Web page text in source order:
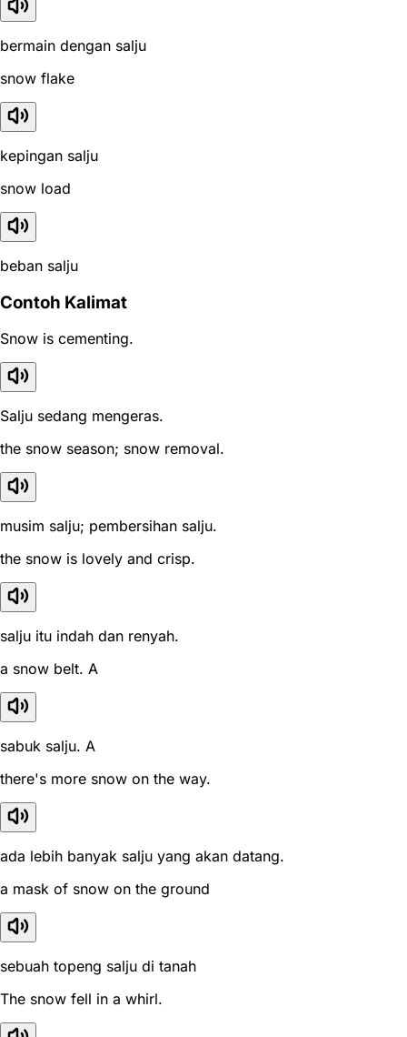
bermain dengan salju
snow flake
kepingan salju
snow load
beban salju
Contoh Kalimat
Snow is cementing.
Salju sedang mengeras.
the snow season; snow removal.
musim salju; pembersihan salju.
the snow is lovely and crisp.
salju itu indah dan renyah.
a snow belt. A
sabuk salju. A
there's more snow on the way.
ada lebih banyak salju yang akan datang.
a mask of snow on the ground
sebuah topeng salju di tanah
The snow fell in a whirl.